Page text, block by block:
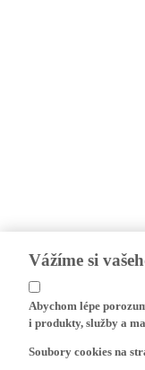
Vážíme si
Abychom lépe
i produkty, služby a
Soubory cookies na